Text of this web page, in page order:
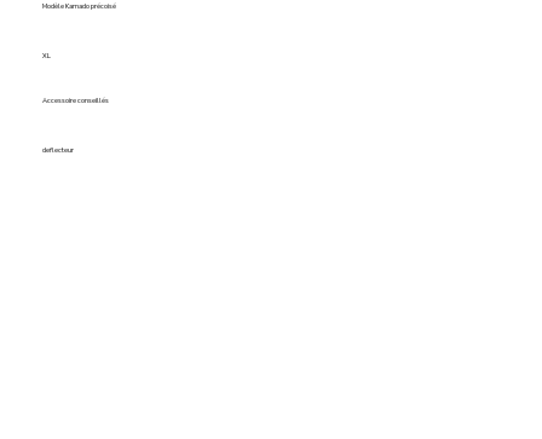
Modèle Kamado précoisé
XL
Accessoire conseillés
deflecteur